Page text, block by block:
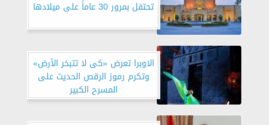
تحتفل بمرور 30 عاماً على ميلادها
الاوبرا تعرض «كى لا تتبخر الأرض»
وتكرم رموز الرقص الحديث على
المسرح الكبير